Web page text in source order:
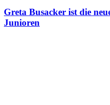
Greta Busacker ist die
Junioren